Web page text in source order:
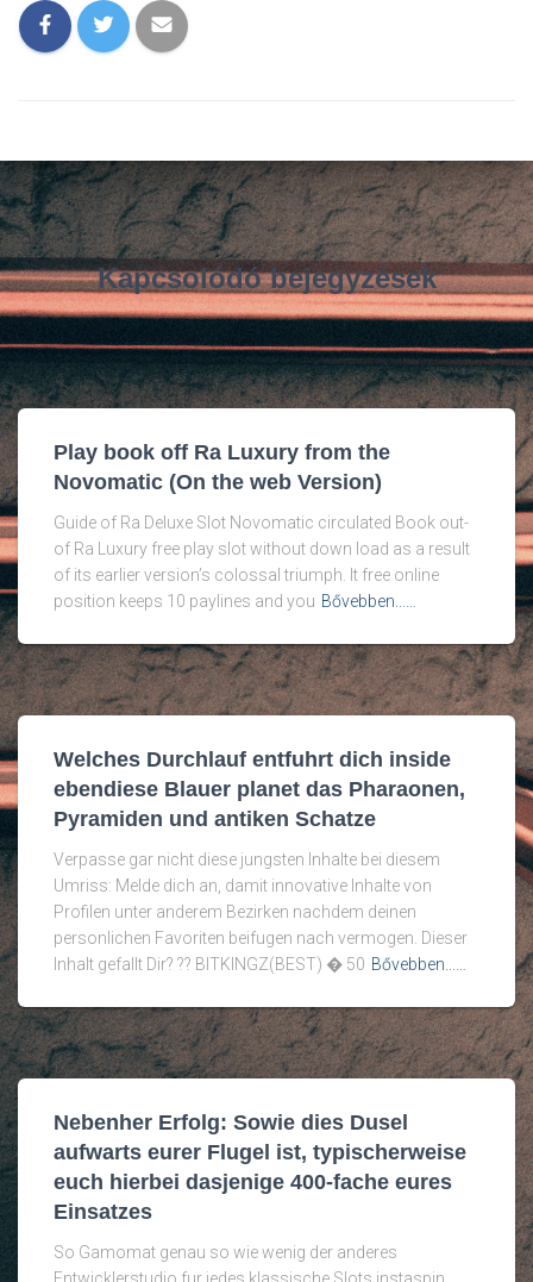
Kapcsolódó bejegyzések
Play book off Ra Luxury from the
Novomatic (On the web Version)
Guide of Ra Deluxe Slot Novomatic circulated Book out-
of Ra Luxury free play slot without down load as a result
of its earlier version’s colossal triumph. It free online
position keeps 10 paylines and you Bővebben...…
Welches Durchlauf entfuhrt dich inside
ebendiese Blauer planet das Pharaonen,
Pyramiden und antiken Schatze
Verpasse gar nicht diese jungsten Inhalte bei diesem
Umriss: Melde dich an, damit innovative Inhalte von
Profilen unter anderem Bezirken nachdem deinen
personlichen Favoriten beifugen nach vermogen. Dieser
Inhalt gefallt Dir? ?? BITKINGZ(BEST) � 50 Bővebben...…
Nebenher Erfolg: Sowie dies Dusel
aufwarts eurer Flugel ist, typischerweise
euch hierbei dasjenige 400-fache eures
Einsatzes
So Gamomat genau so wie wenig der anderes